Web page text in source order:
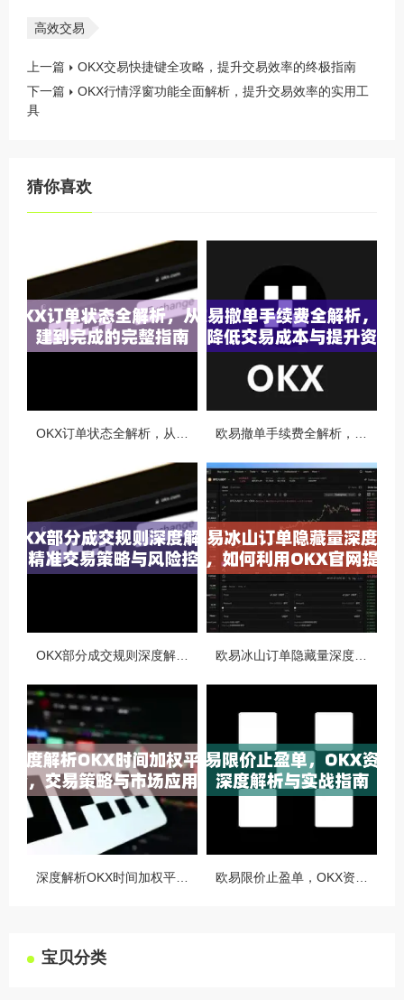
高效交易
上一篇
OKX交易快捷键全攻略，提升交易效率的终极指南
下一篇
OKX行情浮窗功能全面解析，提升交易效率的实用工
具
猜你喜欢
宝贝分类